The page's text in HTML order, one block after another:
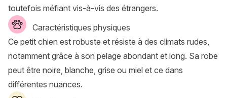
toutefois méfiant vis-à-vis des étrangers.
Caractéristiques physiques
Ce petit chien est robuste et résiste à des climats rudes,
notamment grâce à son pelage abondant et long. Sa robe
peut être noire, blanche, grise ou miel et ce dans
différentes nuances.